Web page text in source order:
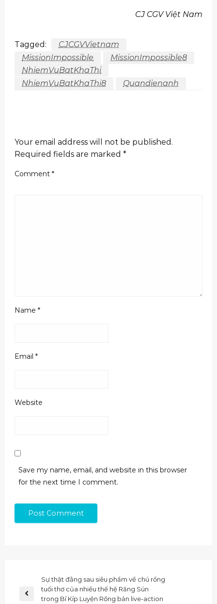
CJ CGV Việt Nam
Tagged:
CJCGVVietnam
MissionImpossible
MissionImpossible8
NhiemVuBatKhaThi
NhiemVuBatKhaThi8
Quandienanh
Your email address will not be published.
Required fields are marked *
Comment *
Name *
Email *
Website
Save my name, email, and website in this browser
for the next time I comment.
Sự thật đằng sau siêu phẩm về chú rồng
tuổi thơ của nhiều thế hệ Răng Sún
trong Bí Kíp Luyện Rồng bản live-action